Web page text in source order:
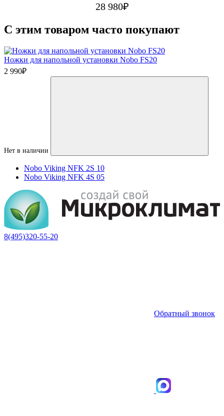
28 980₽
C этим товаром часто покупают
Ножки для напольной установки Nobo FS20
2 990₽
Нет в наличии
Nobo Viking NFK 2S 10
Nobo Viking NFK 4S 05
8(495)320-55-20
Обратный звонок